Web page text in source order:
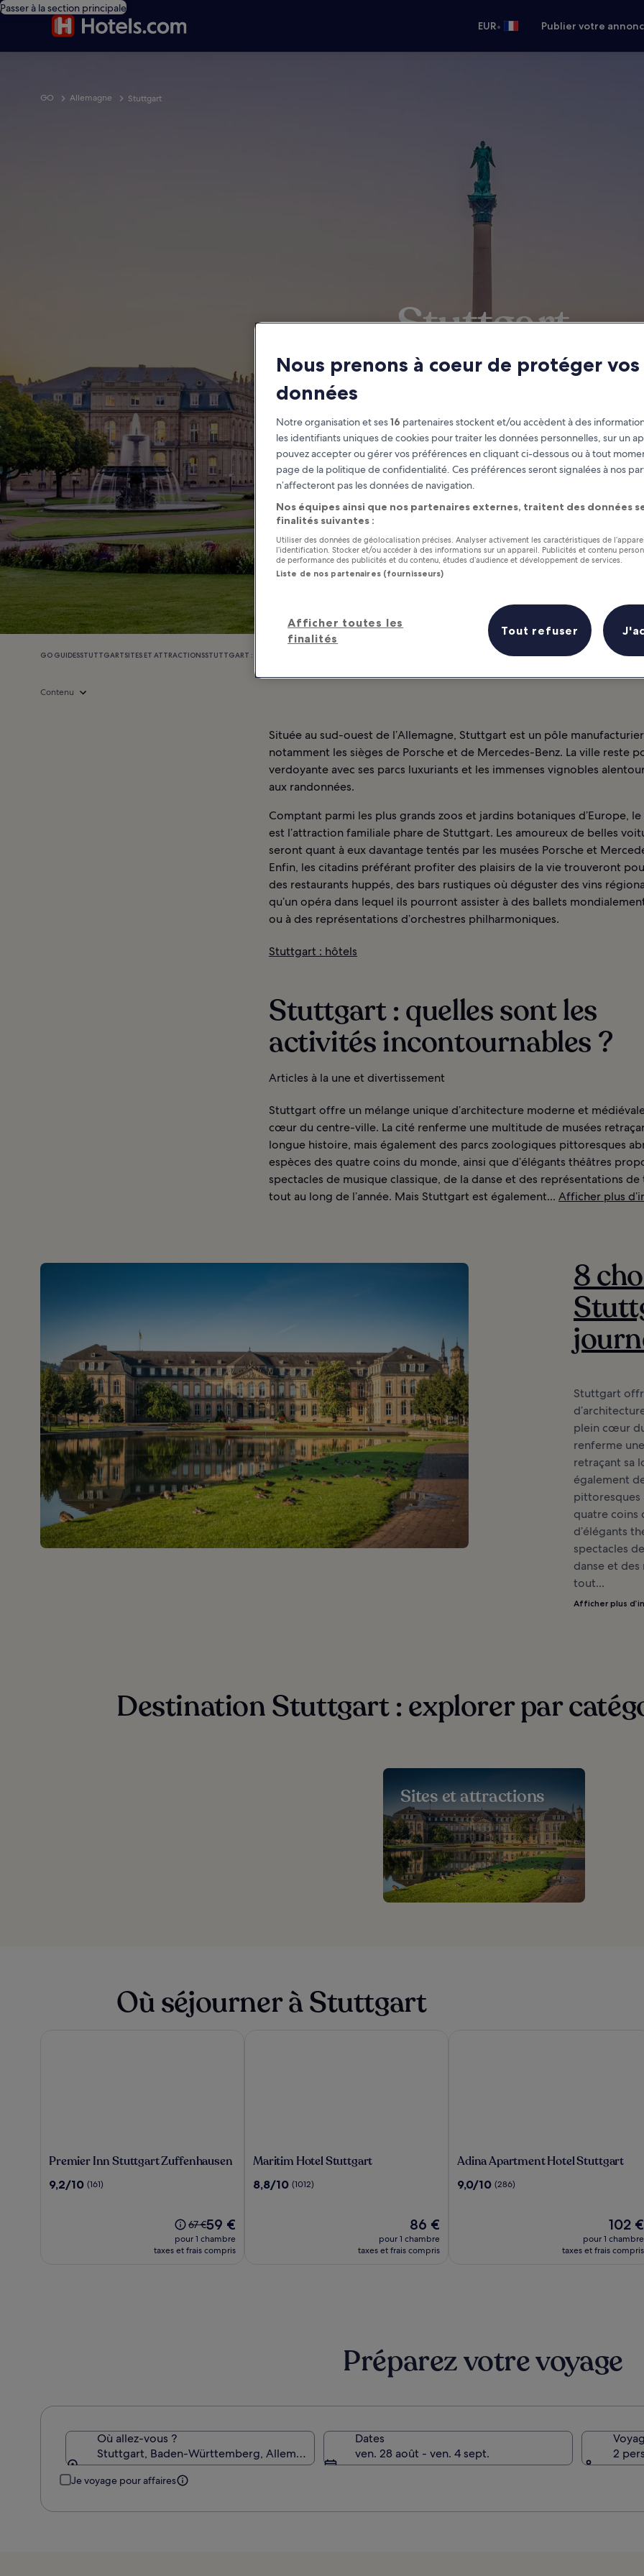
Passer à la section principale
EUR• Publier votre
GO Allemagne Stuttgart
Stuttgart
À savoir avant de partir
GO GUIDESSTUTTGARTSITES ET ATTRACTIONSSTUTTGART : HÔTELS
Contenu
Située au sud-ouest de l’Allemagne, Stuttgart est un pôle
notamment les sièges de Porsche et de Mercedes-Benz. La ville reste
verdoyante avec ses parcs luxuriants et les immenses vignobles
aux randonnées.
Comptant parmi les plus grands zoos et jardins botaniques d’Europe,
est l’attraction familiale phare de Stuttgart. Les amoureux de belles
seront quant à eux davantage tentés par les musées Porsche et
Enfin, les citadins préférant profiter des plaisirs de la vie trouveront
des restaurants huppés, des bars rustiques où déguster des vins
qu’un opéra dans lequel ils pourront assister à des ballets
ou à des représentations d’orchestres philharmoniques.
Stuttgart : hôtels
Stuttgart : quelles sont les
activités incontournables ?
Articles à la une et divertissement
Stuttgart offre un mélange unique d’architecture moderne et
cœur du centre-ville. La cité renferme une multitude de musées
longue histoire, mais également des parcs zoologiques pittoresques
espèces des quatre coins du monde, ainsi que d’élégants théâtres
spectacles de musique classique, de la danse et des représentations
tout au long de l’année. Mais Stuttgart est également... Afficher plus
8
Stuttgart
plein cœur
renferme
retraçant sa
également
pittoresques
quatre coins
d’élégants
spectacles
danse et
tout...
Afficher plus
Destination Stuttgart : explorer par
Sites et attractions
Où séjourner à Stuttgart
Premier
Stuttgart
Premier Inn Stuttgart Zuffenhausen
9.2
9,2/10 (161)
Le
prix
était
67 €Le
nouveau
prix
59 €
pour 1 chambre
taxes et frais compris
Maritim
Stuttgart
Maritim Hotel Stuttgart
8.8
8,8/10 (1012)
Le
nouveau
prix
86 €
pour 1 chambre
taxes et frais compris
Adina
Hotel
Adina Apartment Hotel Stuttgart
9.0
9,0/10 (286)
Le
prix
102 €
pour 1 chambre
taxes et frais compris
Préparez votre voyage
Où allez-vous ?
Stuttgart, Baden-Württemberg, Allemagne
Dates
ven. 28 août - ven. 4 sept.
2
Je voyage pour affaires
Nous prenons à coeur de protéger vos
données
Notre organisation et ses16 partenaires stockent et/ou accèdent à des
les identifiants uniques de cookies pour traiter les données personnelles, sur un
pouvez accepter ou gérer vos préférences en cliquant ci-dessous ou à tout
page de la politique de confidentialité. Ces préférences seront signalées à nos
n’affecteront pas les données de navigation.
Nos équipes ainsi que nos partenaires externes, traitent des données
finalités suivantes :
Utiliser des données de géolocalisation précises. Analyser activement les caractéristiques de
l’identification. Stocker et/ou accéder à des informations sur un appareil. Publicités et contenu
de performance des publicités et du contenu, études d’audience et développement de services.
Liste de nos partenaires (fournisseurs)
Afficher toutes les
finalités
Tout refuser